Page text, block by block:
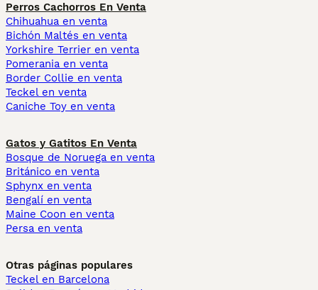
Perros Cachorros En Venta
Chihuahua en venta
Bichón Maltés en venta
Yorkshire Terrier en venta
Pomerania en venta
Border Collie en venta
Teckel en venta
Caniche Toy en venta
Gatos y Gatitos En Venta
Bosque de Noruega en venta
Británico en venta
Sphynx en venta
Bengalí en venta
Maine Coon en venta
Persa en venta
Otras páginas populares
Teckel en Barcelona